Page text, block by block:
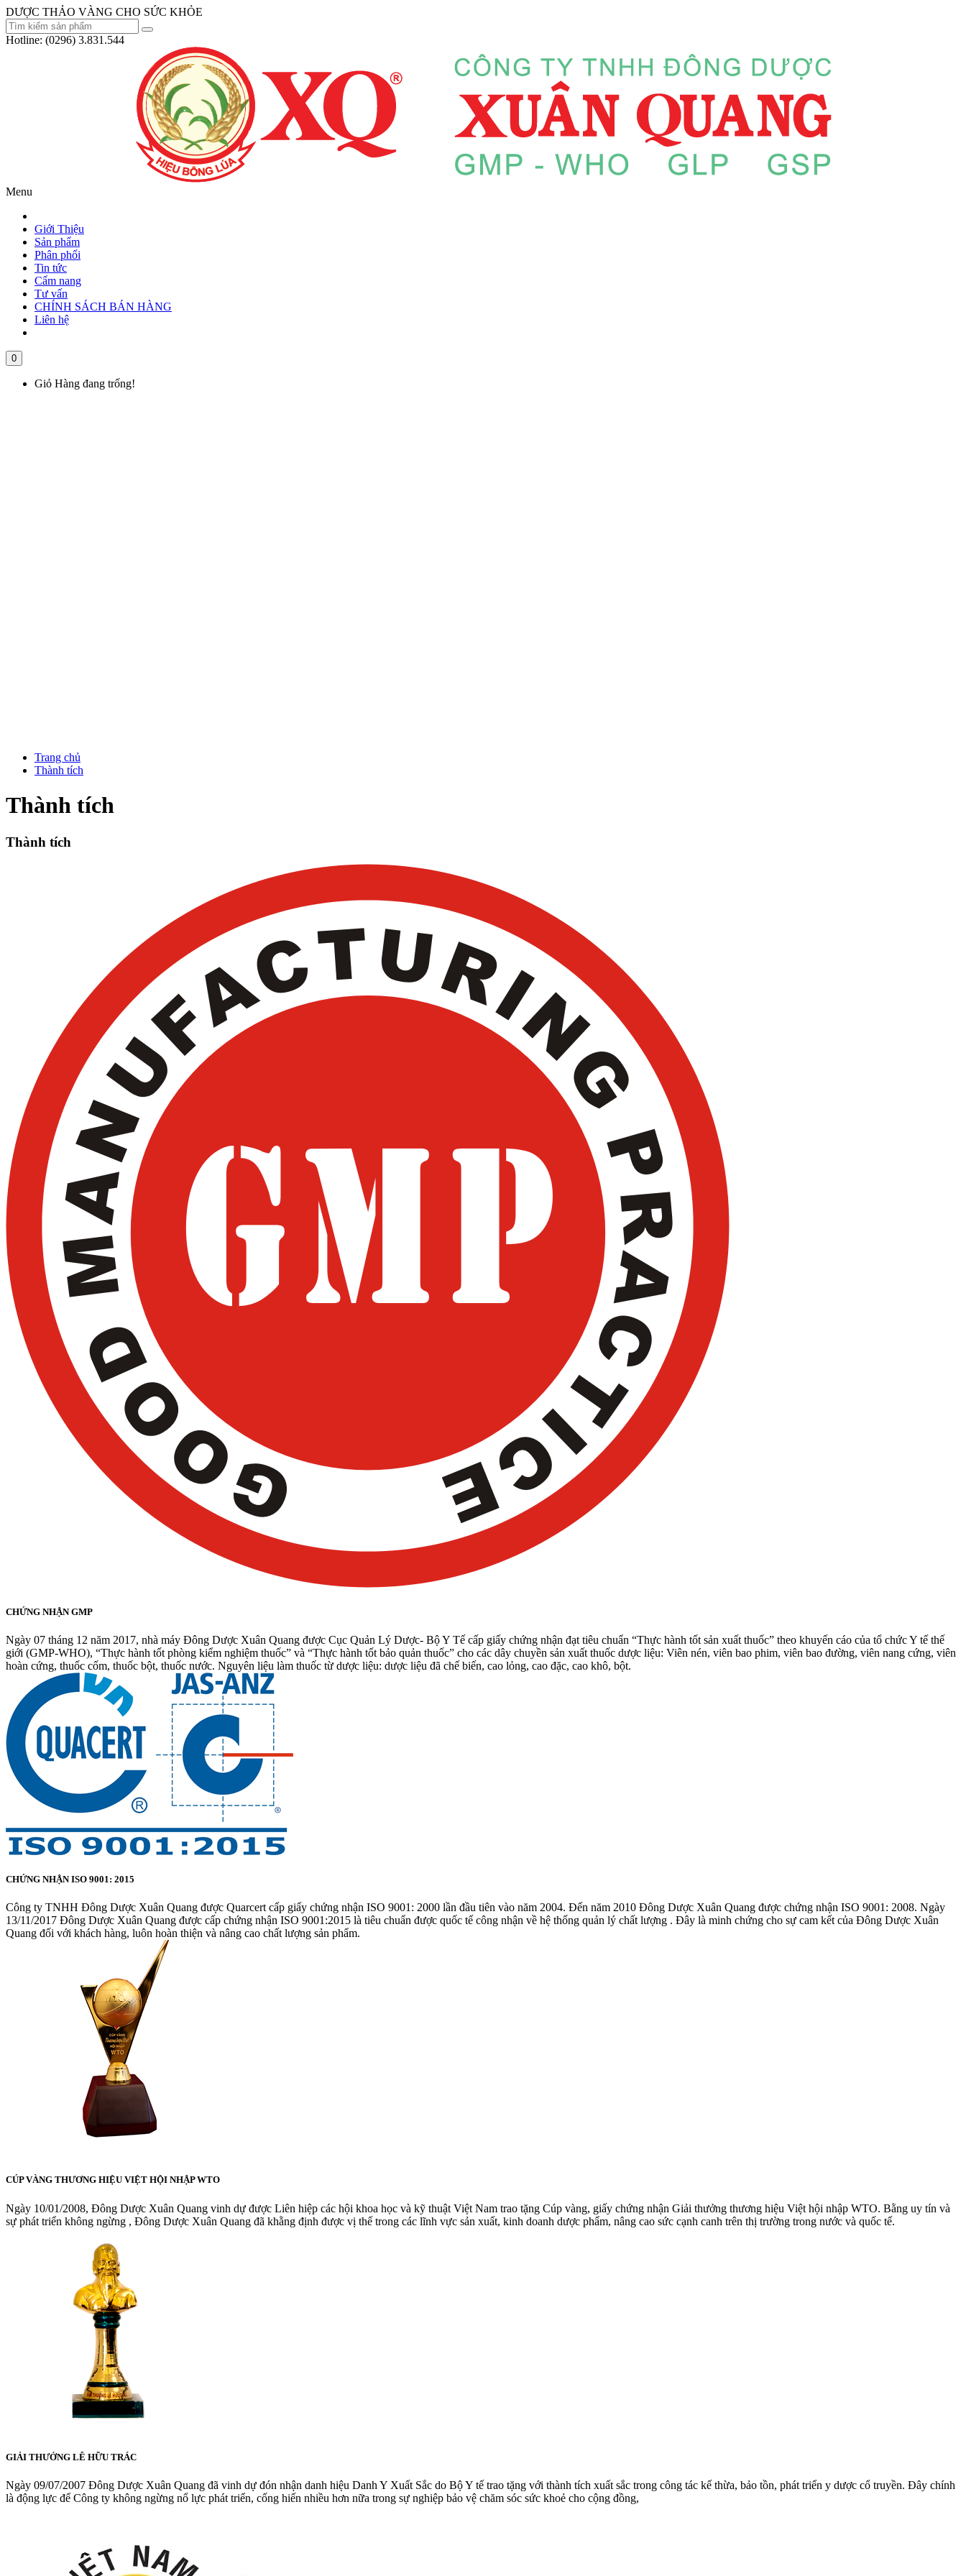
DƯỢC THẢO VÀNG CHO SỨC KHỎE
Hotline: (0296) 3.831.544
Menu
Giới Thiệu
Sản phẩm
Phân phối
Tin tức
Cẩm nang
Tư vấn
CHÍNH SÁCH BÁN HÀNG
Liên hệ
0
Giỏ Hàng đang trống!
Trang chủ
Thành tích
Thành tích
Thành tích
CHỨNG NHẬN GMP
Ngày 07 tháng 12 năm 2017, nhà máy Đông Dược Xuân Quang được Cục Quản Lý Dược- Bộ Y Tế cấp giấy chứng nhận đạt tiêu chuẩn “Thực hành tốt sản xuất thuốc” theo khuyến cáo của tổ chức Y tế thế
giới (GMP-WHO), “Thực hành tốt phòng kiểm nghiệm thuốc” và “Thực hành tốt bảo quản thuốc” cho các dây chuyền sản xuất thuốc dược liệu: Viên nén, viên bao phim, viên bao đường, viên nang cứng, viên
hoàn cứng, thuốc cốm, thuốc bột, thuốc nước. Nguyên liệu làm thuốc từ dược liệu: dược liệu đã chế biến, cao lỏng, cao đặc, cao khô, bột.
CHỨNG NHẬN ISO 9001: 2015
Công ty TNHH Đông Dược Xuân Quang được Quarcert cấp giấy chứng nhận ISO 9001: 2000 lần đầu tiên vào năm 2004. Đến năm 2010 Đông Dược Xuân Quang được chứng nhận ISO 9001: 2008. Ngày
13/11/2017 Đông Dược Xuân Quang được cấp chứng nhận ISO 9001:2015 là tiêu chuẩn được quốc tế công nhận về hệ thống quản lý chất lượng . Đây là minh chứng cho sự cam kết của Đông Dược Xuân
Quang đối với khách hàng, luôn hoàn thiện và nâng cao chất lượng sản phẩm.
CÚP VÀNG THƯƠNG HIỆU VIỆT HỘI NHẬP WTO
Ngày 10/01/2008, Đông Dược Xuân Quang vinh dự được Liên hiệp các hội khoa học và kỹ thuật Việt Nam trao tặng Cúp vàng, giấy chứng nhận Giải thưởng thương hiệu Việt hội nhập WTO. Bằng uy tín và
sự phát triển không ngừng , Đông Dược Xuân Quang đã khằng định được vị thế trong các lĩnh vực sản xuất, kinh doanh dược phẩm, nâng cao sức cạnh canh trên thị trường trong nước và quốc tế.
GIẢI THƯỞNG LÊ HỮU TRÁC
Ngày 09/07/2007 Đông Dược Xuân Quang đã vinh dự đón nhận danh hiệu Danh Y Xuất Sắc do Bộ Y tế trao tặng với thành tích xuất sắc trong công tác kế thừa, bảo tồn, phát triển y dược cổ truyền. Đây chính
là động lực để Công ty không ngừng nổ lực phát triển, cống hiến nhiều hơn nữa trong sự nghiệp bảo vệ chăm sóc sức khoẻ cho cộng đồng,